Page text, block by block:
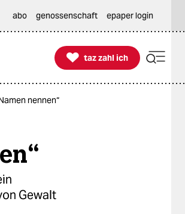
abo genossenschaft epaper login

taz zahl ich
taz zahl ich
nennen“
Gewalt